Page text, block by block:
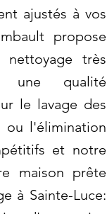
ajustés à vos
propose
très
une qualité
le lavage des
ou l'élimination
et notre
maison prête
à Sainte-Luce: